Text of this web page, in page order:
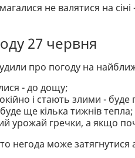
не валятися на
27 червня
про погоду на
- до дощу;
і стають злими - буде
ще кілька тижнів тепла;
урожай гречки, а якщо
негода може затягнутися